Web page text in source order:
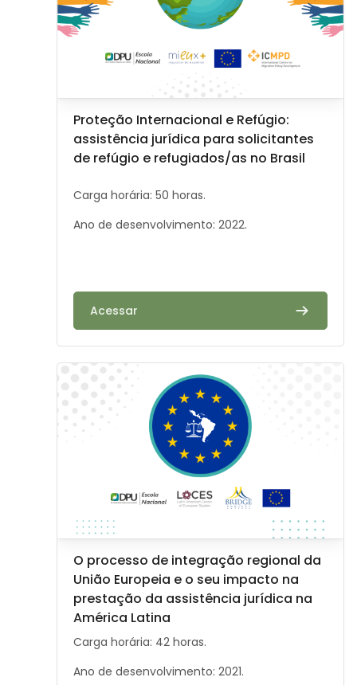
Image de cours
Nom du cours
Proteção Internacional e Refúgio:
assistência jurídica para solicitantes
de refúgio e refugiados/as no Brasil
Carga horária: 50 horas.
Ano de desenvolvimento: 2022.
Acessar
Image de cours" O processo de integração
Image de cours
Nom du cours
O processo de integração regional da
União Europeia e o seu impacto na
prestação da assistência jurídica na
América Latina
Résumé du cours :
Carga horária: 42 horas.
Ano de desenvolvimento: 2021.